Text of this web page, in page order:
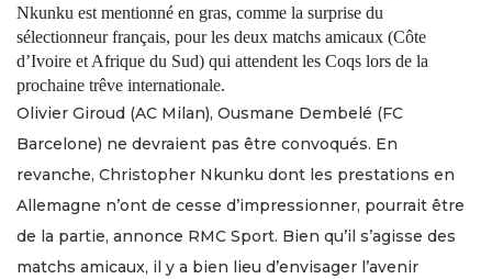
Nkunku est mentionné en gras, comme la surprise du
sélectionneur français, pour les deux matchs amicaux (Côte
d’Ivoire et Afrique du Sud) qui attendent les Coqs lors de la
prochaine trêve internationale.
Olivier Giroud (AC Milan), Ousmane Dembelé (FC
Barcelone) ne devraient pas être convoqués. En
revanche, Christopher Nkunku dont les prestations en
Allemagne n’ont de cesse d’impressionner, pourrait être
de la partie, annonce RMC Sport. Bien qu’il s’agisse des
matchs amicaux, il y a bien lieu d’envisager l’avenir